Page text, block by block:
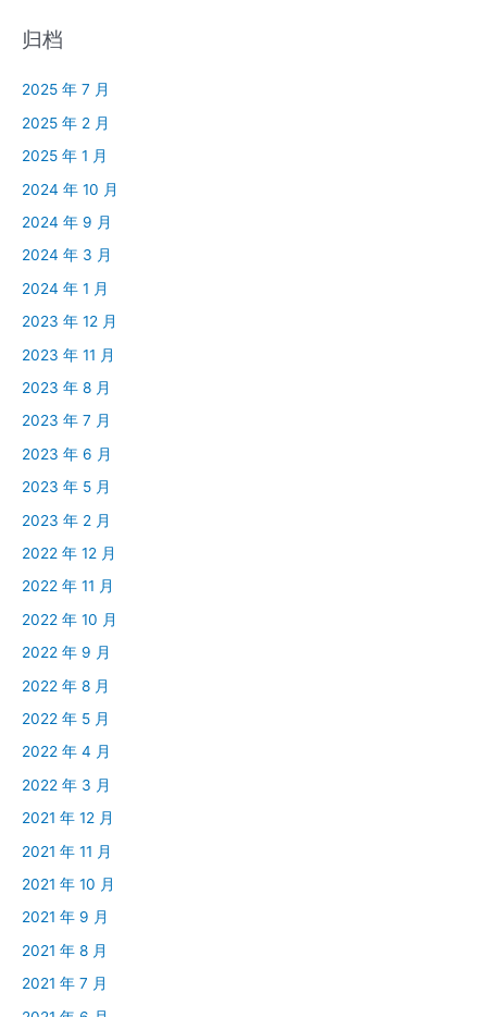
归档
2025 年 7 月
2025 年 2 月
2025 年 1 月
2024 年 10 月
2024 年 9 月
2024 年 3 月
2024 年 1 月
2023 年 12 月
2023 年 11 月
2023 年 8 月
2023 年 7 月
2023 年 6 月
2023 年 5 月
2023 年 2 月
2022 年 12 月
2022 年 11 月
2022 年 10 月
2022 年 9 月
2022 年 8 月
2022 年 5 月
2022 年 4 月
2022 年 3 月
2021 年 12 月
2021 年 11 月
2021 年 10 月
2021 年 9 月
2021 年 8 月
2021 年 7 月